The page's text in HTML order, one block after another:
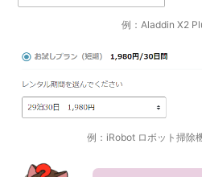
例：Aladdin X2
例：iRobot ロボット掃除